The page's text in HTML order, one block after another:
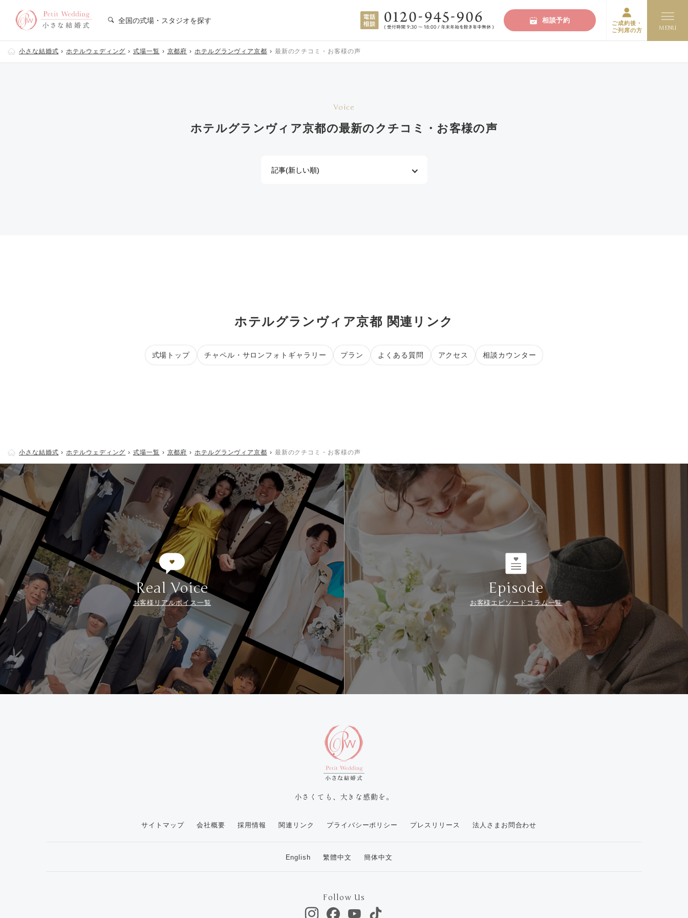
全国の式場・スタジオを探す 相談予約
ご成約後・
ご列席の方
小さな結婚式 ホテルウェディング 式場一覧 京都府 ホテルグランヴィア京都 最新のクチコミ・お客様の声
Voice
ホテルグランヴィア京都の最新のクチコミ・お客様の声
ホテルグランヴィア京都 関連リンク
式場トップ チャペル・サロンフォトギャラリー プラン よくある質問 アクセス 相談カウンター
小さな結婚式 ホテルウェディング 式場一覧 京都府 ホテルグランヴィア京都 最新のクチコミ・お客様の声
Real Voice
お客様リアルボイス一覧
Episode
お客様エピソードコラム一覧
小さくても、大きな感動を。
サイトマップ 会社概要 採用情報 関連リンク プライバシーポリシー プレスリリース 法人さまお問合わせ
English 繁體中文 簡体中文
Follow Us